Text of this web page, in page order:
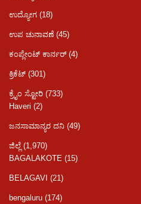
ಉದ್ಯೋಗ (18)
ಉಪ ಚುನಾವಣೆ (45)
ಕಂಪ್ಲೇಂಟ್ ಕಾರ್ನರ್(4)
ಕ್ರಿಕೆಟ್ (301)
ಕ್ರೈಂ ಸ್ಟೋರಿ (733)
Haveri (2)
ಜನಸಾಮಾನ್ಯರ ದನಿ (49)
ಜಿಲ್ಲೆ (1,970)
BAGALAKOTE (15)
BELAGAVI (21)
bengaluru (174)